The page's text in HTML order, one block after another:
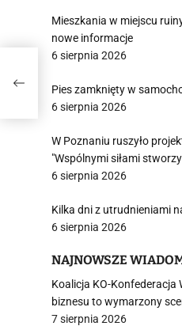
Mieszkania w miejscu
nowe informacje
6 sierpnia 2026
Pies zamknięty w
6 sierpnia 2026
W Poznaniu ruszyło
"Wspólnymi siłami
6 sierpnia 2026
Kilka dni z utrudnieniami
6 sierpnia 2026
NAJNOWSZE
Koalicja KO-Konfederacja
biznesu to wymarzony
7 sierpnia 2026